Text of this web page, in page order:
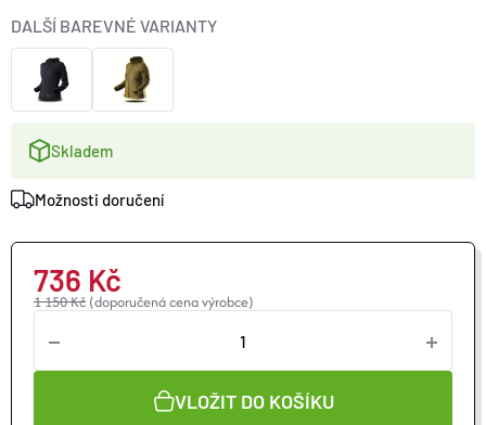
Skladem
DALŠÍ BAREVNÉ VARIANTY
Možnosti doručení
1 150 Kč (doporučená cena výrobce)
736 Kč
VLOŽIT DO KOŠÍKU